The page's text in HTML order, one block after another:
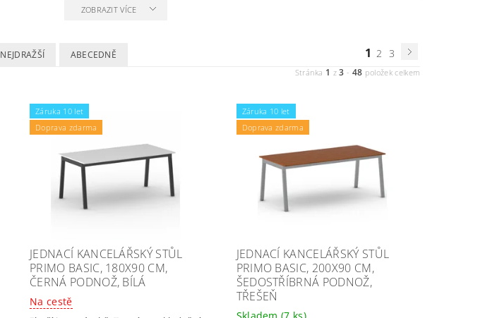
ZOBRAZIT VÍCE
NEJDRAŽŠÍ ABECEDNĚ 1 2 3
Stránka 1 z3 - 48 položek celkem
Záruka 10 let
Doprava zdarma
JEDNACÍ KANCELÁŘSKÝ STŮL
PRIMO BASIC, 180X90 CM,
ČERNÁ PODNOŽ, BÍLÁ
Na cestě
Záruka 10 let
Doprava zdarma
JEDNACÍ KANCELÁŘSKÝ STŮL
PRIMO BASIC, 200X90 CM,
ŠEDOSTŘÍBRNÁ PODNOŽ,
TŘEŠEŇ